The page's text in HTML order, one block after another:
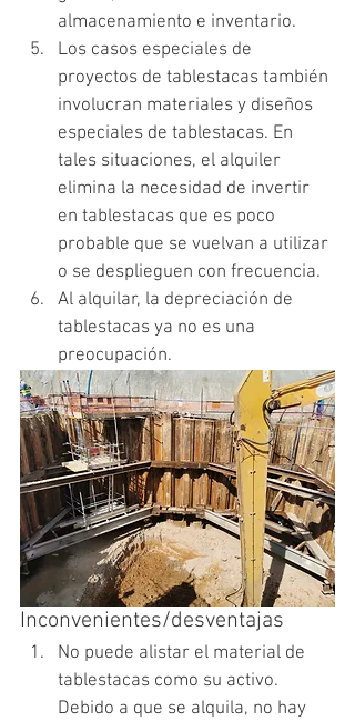
almacenamiento e inventario.
Los casos especiales de
proyectos de tablestacas también
involucran materiales y diseños
especiales de tablestacas. En
tales situaciones, el alquiler
elimina la necesidad de invertir
en tablestacas que es poco
probable que se vuelvan a utilizar
o se desplieguen con frecuencia.
Al alquilar, la depreciación de
tablestacas ya no es una
preocupación.
Inconvenientes/desventajas
No puede alistar el material de
tablestacas como su activo.
Debido a que se alquila, no hay